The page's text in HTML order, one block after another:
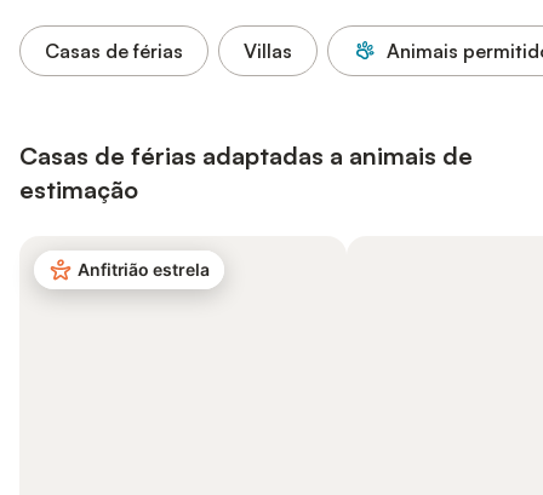
Casas de férias Villas Animais
Casas de férias adaptadas a animais de
estimação
Anfitrião estrela